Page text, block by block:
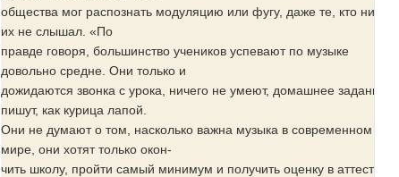
общества мог распознать модуляцию или фугу, даже те, кто никогда
их не слышал. «По
правде говоря, большинство учеников успевают по музыке
довольно средне. Они только и
дожидаются звонка с урока, ничего не умеют, домашнее задание
пишут, как курица лапой.
Они не думают о том, насколько важна музыка в современном
мире, они хотят только окон-
чить школу, пройти самый минимум и получить оценку в аттестат.